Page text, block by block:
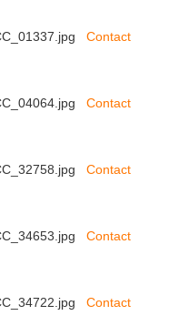
Contact
Contact
Contact
Contact
Contact